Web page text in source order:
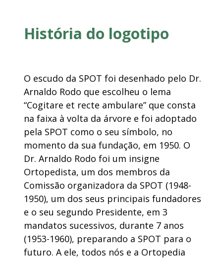
História do logotipo
O escudo da SPOT foi desenhado pelo Dr.
Arnaldo Rodo que escolheu o lema
“Cogitare et recte ambulare” que consta
na faixa à volta da árvore e foi adoptado
pela SPOT como o seu símbolo, no
momento da sua fundação, em 1950. O
Dr. Arnaldo Rodo foi um insigne
Ortopedista, um dos membros da
Comissão organizadora da SPOT (1948-
1950), um dos seus principais fundadores
e o seu segundo Presidente, em 3
mandatos sucessivos, durante 7 anos
(1953-1960), preparando a SPOT para o
futuro. A ele, todos nós e a Ortopedia